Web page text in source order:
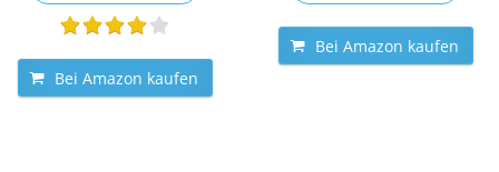
Bei Amazon kaufen
Bei Amazon kaufen